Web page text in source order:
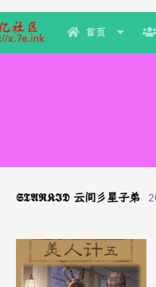
首页
𝕾𝕿𝕬𝕽𝕶𝕴𝕯 云间彡星子弟